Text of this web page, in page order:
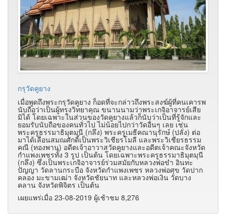
กรุวัดคูยาง
เมื่อพูดถึงพระกรุวัดคูยาง ก็อดที่จะกล่าวถึงพระสงฆ์ผู้ที่คนเคารพ
นับถือว่าเป็นผู้ทรงวิทยาคุณ ขนานนามว่าพระเกจิอาจารย์เสีย
มิได้ โดยเฉพาะในส่วนของวัดคูยางแล้วก็นับว่าเป็นที่รู้จักและ
ยอมรับนับถือของคนทั่วไป ไม่น้อยไปกว่าวัดอื่นๆ เลย เช่น
พระครูธรรมาธิมุตมุนี (กลึง) พระครูเมธีคณานุรักษ์ (ปลั่ง) ต่อ
มาได้เลื่อนสมณศักดิ์เป็นพระวิเชียรโมลี และพระวิเชียรธรรม
คณี (ทองพาน) อดีตเจ้าอาวาสวัดคูยางและอดีตเจ้าคณะจังหวัด
กำแพงเพชรทั้ง 3 รูป เป็นต้น โดยเฉพาะพระครูธรรมาธิมุตมุนี
(กลึง) ซึ่งเป็นพระเกจิอาจารย์ร่วมสมัยกับหลวงพ่อขำ อินทะ
ปัญญา วัดลานกระบือ จังหวัดกำแพงเพชร หลวงพ่อศุข วัดปาก
คลอง มะขามเฒ่า จังหวัดชัยนาท และหลวงพ่อเงิน วัดบาง
คลาน จังหวัดพิจิตร เป็นต้น
เผยแพร่เมื่อ 23-08-2019 ผู้เช้าชม 8,276